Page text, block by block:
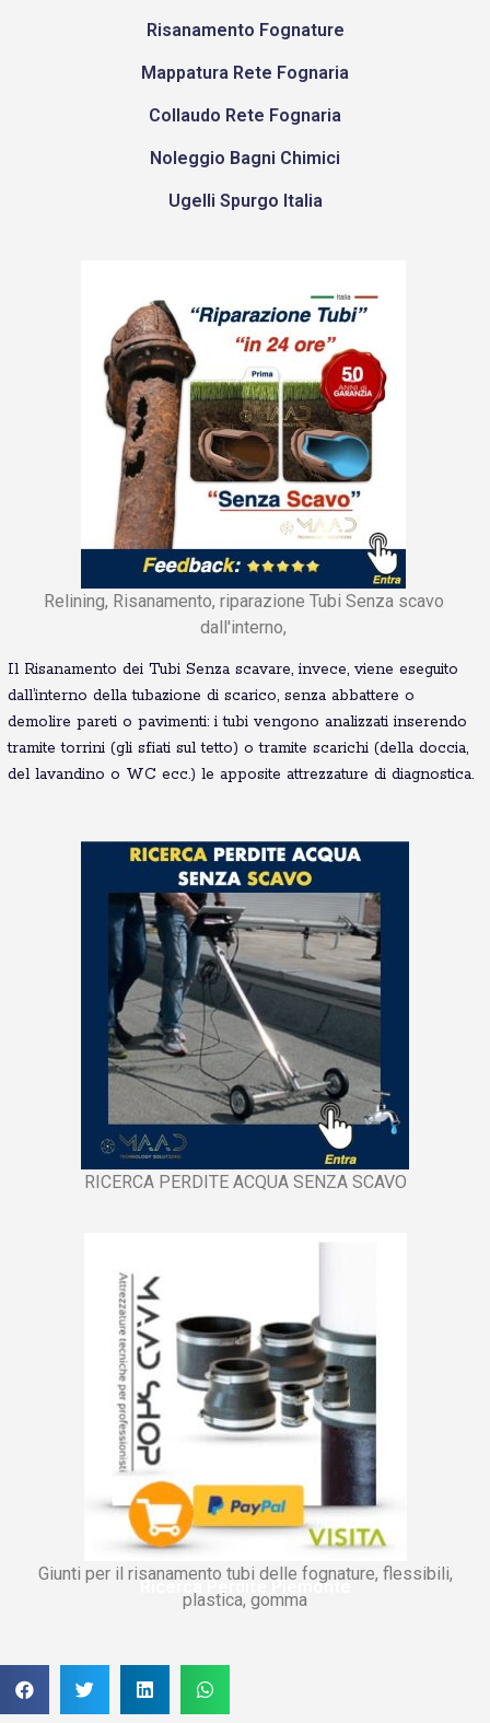
Risanamento Fognature
Mappatura Rete Fognaria
Collaudo Rete Fognaria
Noleggio Bagni Chimici
Ugelli Spurgo Italia
Relining, Risanamento, riparazione Tubi Senza scavo
dall'interno,
Il Risanamento dei Tubi Senza scavare, invece, viene eseguito
dall’interno della tubazione di scarico, senza abbattere o
demolire pareti o pavimenti: i tubi vengono analizzati inserendo
tramite torrini (gli sfiati sul tetto) o tramite scarichi (della doccia,
del lavandino o WC ecc.) le apposite attrezzature di diagnostica.
RICERCA PERDITE ACQUA SENZA SCAVO
Giunti per il risanamento tubi delle fognature, flessibili,
plastica, gomma
Ricerca Perdite Piemonte